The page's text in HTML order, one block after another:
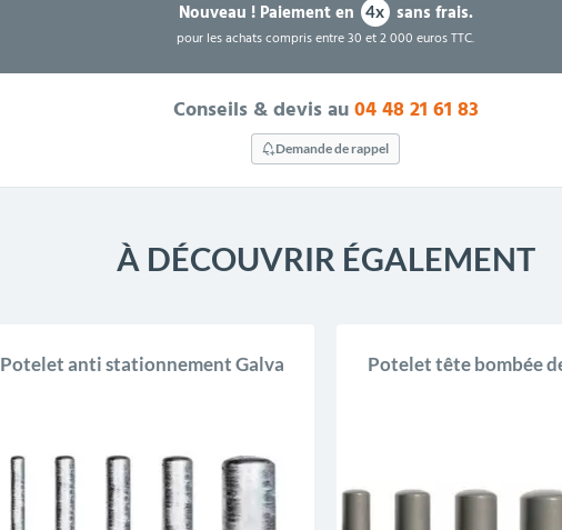
Nouveau !Paiement en 4x sans frais.
pour les achats compris entre 30 et 2 000 euros TTC.
Conseils & devis au04 48 21 61 83
Demande de rappel
À DÉCOUVRIR ÉGALEMENT
Potelet anti stationnement Galva Potelet tête bombée